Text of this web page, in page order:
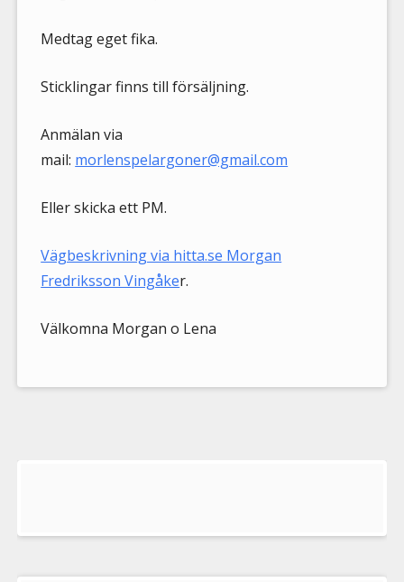
Medtag eget fika.
Sticklingar finns till försäljning.
Anmälan via
mail: morlenspelargoner@gmail.com
Eller skicka ett PM.
Vägbeskrivning via hitta.se Morgan
Fredriksson Vingåker.
Välkomna Morgan o Lena